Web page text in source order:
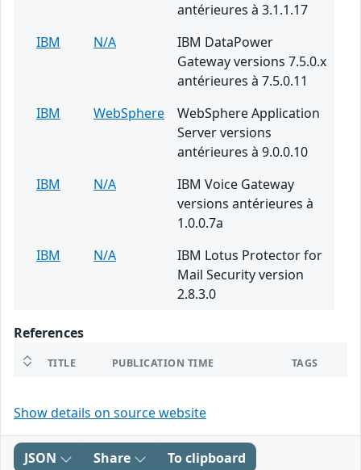
antérieures à 3.1.1.17
IBM
N/A
IBM DataPower
Gateway versions 7.5.0.x
antérieures à 7.5.0.11
IBM
WebSphere
WebSphere Application
Server versions
antérieures à 9.0.0.10
IBM
N/A
IBM Voice Gateway
versions antérieures à
1.0.0.7a
IBM
N/A
IBM Lotus Protector for
Mail Security version
2.8.3.0
References
TITLE PUBLICATION TIME TAGS
Show details on source website
JSON Share To clipboard